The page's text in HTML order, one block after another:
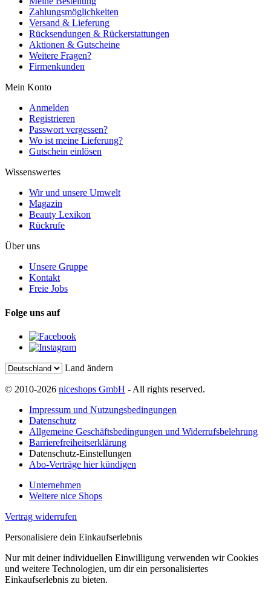
Zahlungsmöglichkeiten
Versand & Lieferung
Rücksendungen & Rückerstattungen
Aktionen & Gutscheine
Weitere Fragen?
Firmenkunden
Mein Konto
Anmelden
Registrieren
Passwort vergessen?
Wo ist meine Lieferung?
Gutschein einlösen
Wissenswertes
Wir und unsere Umwelt
Magazin
Beauty Lexikon
Rückrufe
Über uns
Unsere Gruppe
Kontakt
Freie Jobs
Folge uns auf
Land ändern
© 2010-2026 niceshops GmbH - All rights reserved.
Impressum und Nutzungsbedingungen
Datenschutz
Allgemeine Geschäftsbedingungen und Widerrufsbelehrung
Barrierefreiheitserklärung
Datenschutz-Einstellungen
Abo-Verträge hier kündigen
Unternehmen
Weitere nice Shops
Vertrag widerrufen
Personalisiere dein Einkaufserlebnis
Nur mit deiner individuellen Einwilligung verwenden wir Cookies
und weitere Technologien, um dir ein personalisiertes
Einkaufserlebnis zu bieten.